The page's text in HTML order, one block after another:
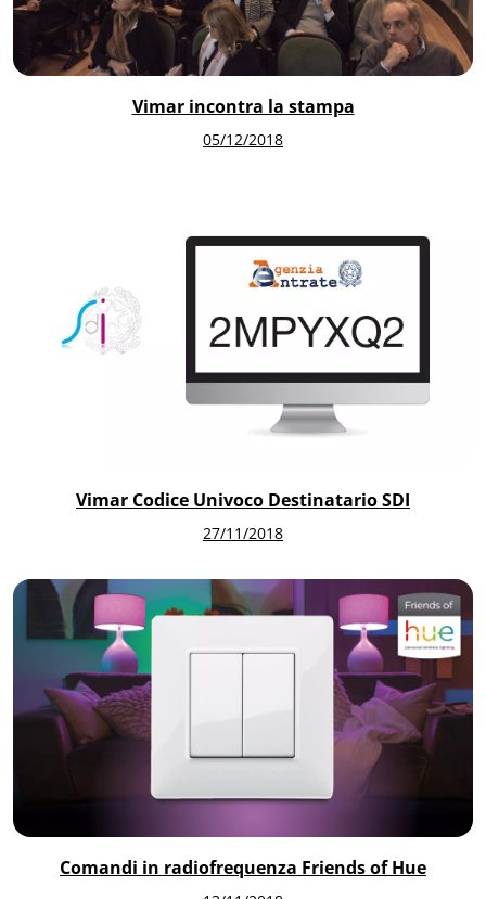
Vimar incontra la stampa
05/12/2018
Vimar Codice Univoco Destinatario SDI
27/11/2018
Comandi in radiofrequenza Friends of Hue